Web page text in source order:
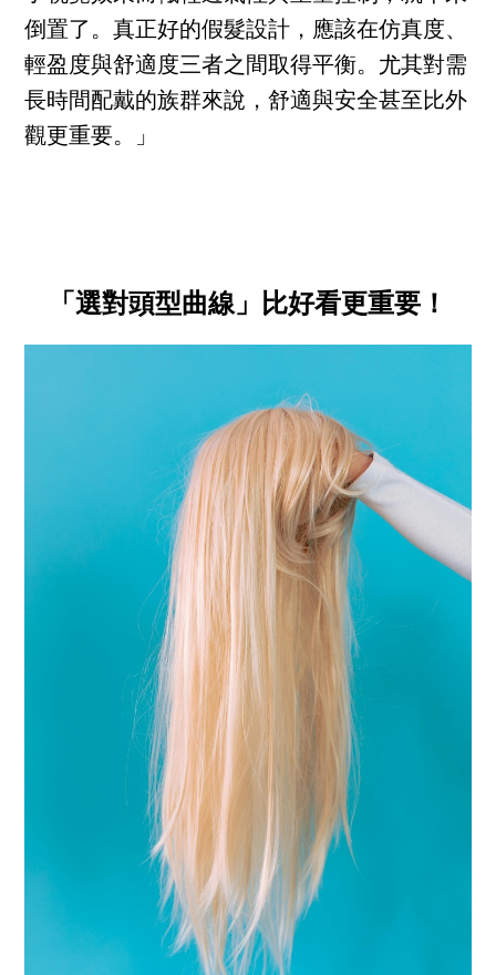
倒置了。真正好的假髮設計，應該在仿真度、
輕盈度與舒適度三者之間取得平衡。尤其對需
長時間配戴的族群來說，舒適與安全甚至比外
觀更重要。」
「選對頭型曲線」比好看更重要！